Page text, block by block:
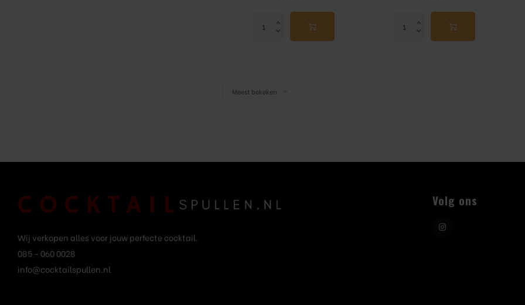
Meest bekeken
Wij verkopen alles voor jouw perfecte cocktail.
085 - 060 0028
info@cocktailspullen.nl
Volg ons